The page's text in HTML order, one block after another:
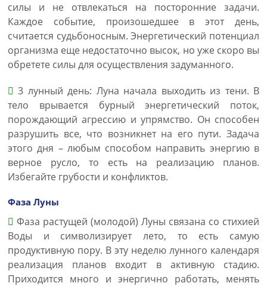
силы и не отвлекаться на посторонние задачи.
Каждое событие, произошедшее в этот день,
считается судьбоносным. Энергетический потенциал
организма еще недостаточно высок, но уже скоро вы
обретете силы для осуществления задуманного.
3 лунный день: Луна начала выходить из тени. В
тело врывается бурный энергетический поток,
порождающий агрессию и упрямство. Он способен
разрушить все, что возникнет на его пути. Задача
этого дня – любым способом направить энергию в
верное русло, то есть на реализацию планов.
Избегайте грубости и конфликтов.
Фаза Луны
Фаза растущей (молодой) Луны связана со стихией
Воды и символизирует лето, то есть самую
продуктивную пору. В эту неделю лунного календаря
реализация планов входит в активную стадию.
Приходится много и энергично работать, менять